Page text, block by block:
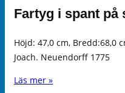
Fartyg i spant på
Höjd: 47,0 cm, Bredd:68,0
Joach. Neuendorff 1775
Läs mer »